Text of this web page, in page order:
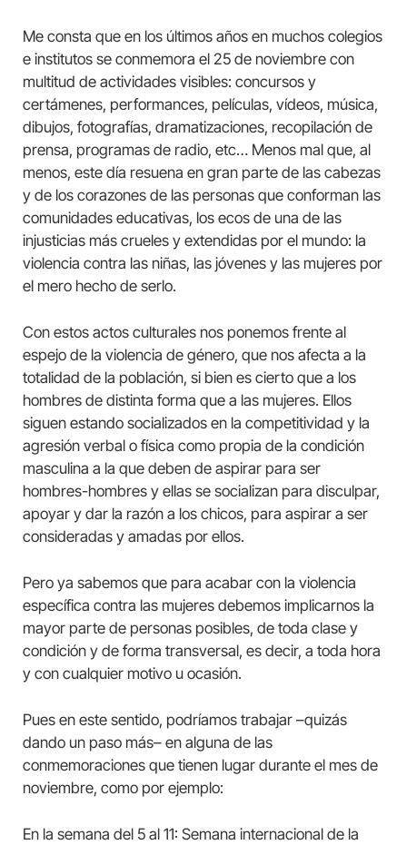
Me consta que en los últimos años en muchos colegios
e institutos se conmemora el 25 de noviembre con
multitud de actividades visibles: concursos y
certámenes, performances, películas, vídeos, música,
dibujos, fotografías, dramatizaciones, recopilación de
prensa, programas de radio, etc… Menos mal que, al
menos, este día resuena en gran parte de las cabezas
y de los corazones de las personas que conforman las
comunidades educativas, los ecos de una de las
injusticias más crueles y extendidas por el mundo: la
violencia contra las niñas, las jóvenes y las mujeres por
el mero hecho de serlo.
Con estos actos culturales nos ponemos frente al
espejo de la violencia de género, que nos afecta a la
totalidad de la población, si bien es cierto que a los
hombres de distinta forma que a las mujeres. Ellos
siguen estando socializados en la competitividad y la
agresión verbal o física como propia de la condición
masculina a la que deben de aspirar para ser
hombres-hombres y ellas se socializan para disculpar,
apoyar y dar la razón a los chicos, para aspirar a ser
consideradas y amadas por ellos.
Pero ya sabemos que para acabar con la violencia
específica contra las mujeres debemos implicarnos la
mayor parte de personas posibles, de toda clase y
condición y de forma transversal, es decir, a toda hora
y con cualquier motivo u ocasión.
Pues en este sentido, podríamos trabajar –quizás
dando un paso más– en alguna de las
conmemoraciones que tienen lugar durante el mes de
noviembre, como por ejemplo:
En la semana del 5 al 11: Semana internacional de la